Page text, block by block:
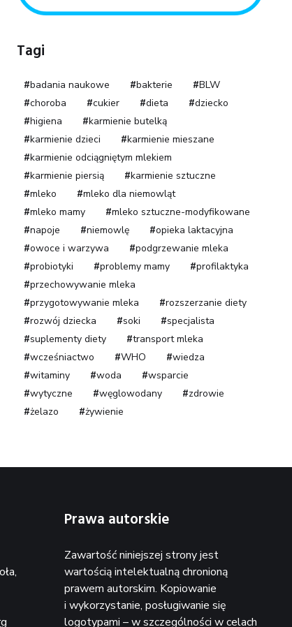
Tagi
badania naukowe bakterie
BLW
choroba
cukier dieta
dziecko
higiena
karmienie butelką
karmienie dzieci
karmienie mieszane
karmienie odciągniętym mlekiem
karmienie piersią
karmienie sztuczne
mleko
mleko dla niemowląt
mleko mamy
mleko sztuczne-modyfikowane
napoje
niemowlę
opieka laktacyjna
owoce i warzywa
podgrzewanie mleka
probiotyki
problemy mamy
profilaktyka
przechowywanie mleka
przygotowywanie mleka
rozszerzanie diety
rozwój dziecka
soki
specjalista
suplementy diety
transport mleka
wcześniactwo
WHO
wiedza
witaminy
woda
wsparcie
wytyczne
węglowodany
zdrowie
żelazo
żywienie
Prawa autorskie
Zawartość niniejszej strony jest
wartością intelektualną chronioną
prawem autorskim. Kopiowanie
i wykorzystanie, posługiwanie się
logotypami – w szczególności w celach